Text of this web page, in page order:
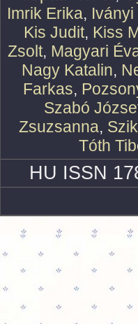
Imrik Erika,
Kis Judit, Kiss
Zsolt, Magyari
Nagy Katalin,
Farkas,
Szabó
Zsuzsanna,
Tóth
HU ISSN